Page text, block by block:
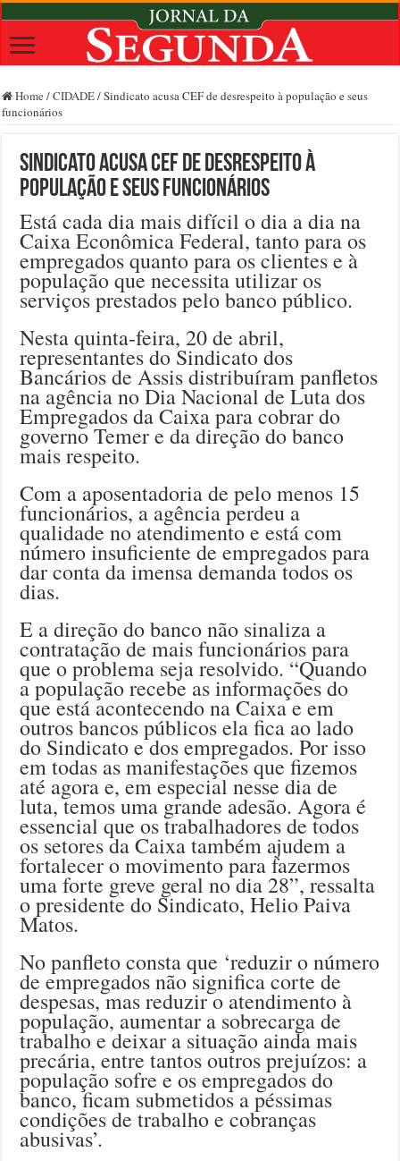
Home /CIDADE/Sindicato acusa CEF de desrespeito à população e seus
funcionários
Sindicato acusa CEF de desrespeito à
população e seus funcionários
Está cada dia mais difícil o dia a dia na
Caixa Econômica Federal, tanto para os
empregados quanto para os clientes e à
população que necessita utilizar os
serviços prestados pelo banco público.
Nesta quinta-feira, 20 de abril,
representantes do Sindicato dos
Bancários de Assis distribuíram panfletos
na agência no Dia Nacional de Luta dos
Empregados da Caixa para cobrar do
governo Temer e da direção do banco
mais respeito.
Com a aposentadoria de pelo menos 15
funcionários, a agência perdeu a
qualidade no atendimento e está com
número insuficiente de empregados para
dar conta da imensa demanda todos os
dias.
E a direção do banco não sinaliza a
contratação de mais funcionários para
que o problema seja resolvido. “Quando
a população recebe as informações do
que está acontecendo na Caixa e em
outros bancos públicos ela fica ao lado
do Sindicato e dos empregados. Por isso
em todas as manifestações que fizemos
até agora e, em especial nesse dia de
luta, temos uma grande adesão. Agora é
essencial que os trabalhadores de todos
os setores da Caixa também ajudem a
fortalecer o movimento para fazermos
uma forte greve geral no dia 28”, ressalta
o presidente do Sindicato, Helio Paiva
Matos.
No panfleto consta que ‘reduzir o número
de empregados não significa corte de
despesas, mas reduzir o atendimento à
população, aumentar a sobrecarga de
trabalho e deixar a situação ainda mais
precária, entre tantos outros prejuízos: a
população sofre e os empregados do
banco, ficam submetidos a péssimas
condições de trabalho e cobranças
abusivas’.